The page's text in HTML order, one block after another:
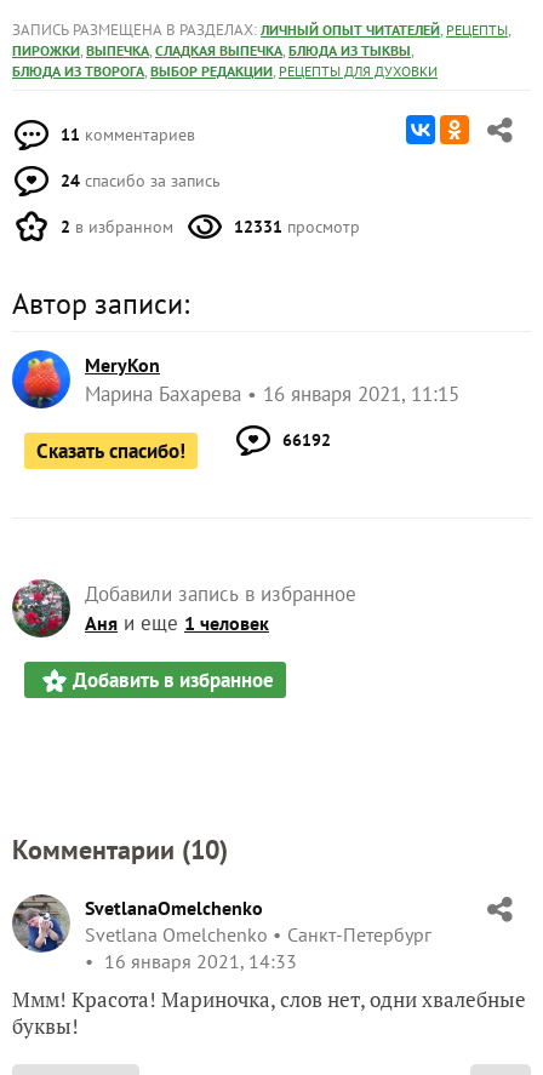
ЗАПИСЬ РАЗМЕЩЕНА В РАЗДЕЛАХ: ЛИЧНЫЙ ОПЫТ ЧИТАТЕЛЕЙ, РЕЦЕПТЫ,
ПИРОЖКИ, ВЫПЕЧКА, СЛАДКАЯ ВЫПЕЧКА, БЛЮДА ИЗ ТЫКВЫ,
БЛЮДА ИЗ ТВОРОГА, ВЫБОР РЕДАКЦИИ, РЕЦЕПТЫ ДЛЯ ДУХОВКИ
11 комментариев
24 спасибо за запись
2 в избранном 12331 просмотр
Автор записи:
MeryKon
Марина Бахарева 16 января 2021, 11:15
Сказать спасибо! 66192
Добавили запись в избранное
Аня и еще 1 человек
Добавить в избранное
Комментарии (10)
SvetlanaOmelchenko
Svetlana Omelchenko
Санкт-Петербург
16 января 2021, 14:33
Ммм! Красота! Мариночка, слов нет, одни хвалебные
буквы!